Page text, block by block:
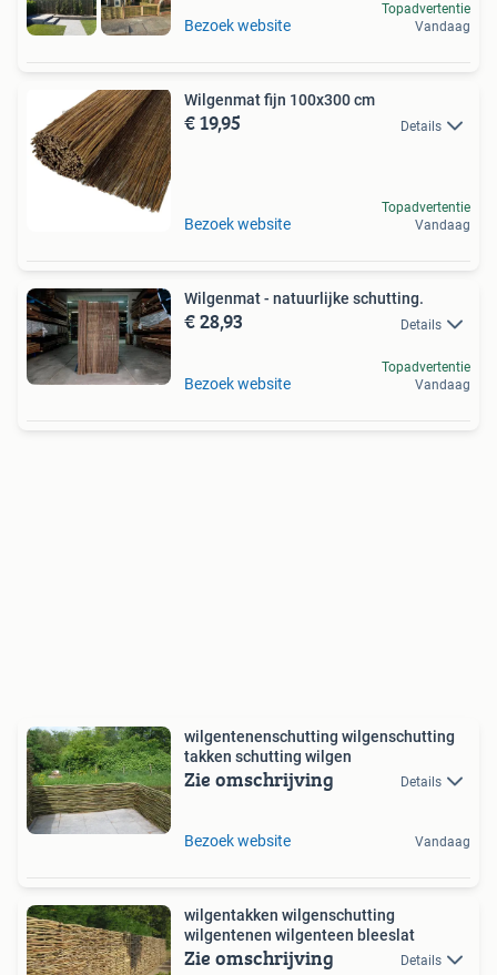
Bezoek website
Topadvertentie
Vandaag
Wilgenmat fijn 100x300 cm
€ 19,95 Details
Bezoek website
Topadvertentie
Vandaag
Wilgenmat - natuurlijke schutting.
€ 28,93 Details
Bezoek website
Topadvertentie
Vandaag
wilgentenenschutting wilgenschutting
takken schutting wilgen
Zie omschrijving Details
Bezoek website Vandaag
wilgentakken wilgenschutting
wilgentenen wilgenteen bleeslat
Zie omschrijving Details